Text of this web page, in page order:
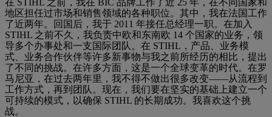
在 STIHL 之前，我在 BIC 品牌工作了近 25 年，在不同国家和
地区担任过市场和销售领域的各种职位。其中，我在法国工作
了近两年。回国后，我于 2011 年接任总经理一职。在加入
STIHL 之前不久，我负责中欧和东南欧 14 个国家的业务，领
导多个办事处和一支国际团队。在 STIHL，产品、业务模
式、业务合作伙伴等许多新事物与我之前所经历的相比，提出
了不同的挑战。在许多方面，这是一个全球变革的时代。在罗
马尼亚，在过去两年里，我不得不做出很多改变——从流程到
工作方式，再到团队。现在，我们要在坚实的基础上建立一个
可持续的模式，以确保 STIHL 的长期成功。我喜欢这个挑
战。